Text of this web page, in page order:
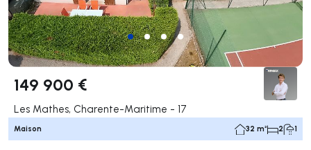
149 900 €
Les Mathes, Charente-Maritime - 17
Maison 32 m² 2 1